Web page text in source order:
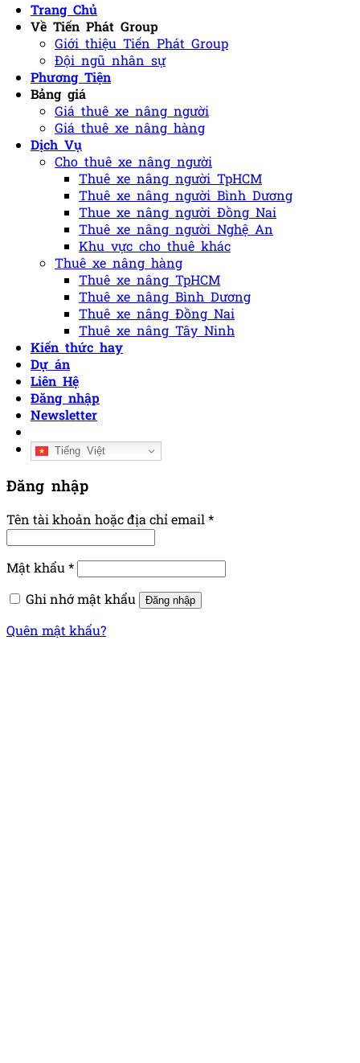
Trang Chủ
Về Tiến Phát Group
Giới thiệu Tiến Phát Group
Đội ngũ nhân sự
Phương Tiện
Bảng giá
Giá thuê xe nâng người
Giá thuê xe nâng hàng
Dịch Vụ
Cho thuê xe nâng người
Thuê xe nâng người TpHCM
Thuê xe nâng người Bình Dương
Thue xe nâng người Đồng Nai
Thuê xe nâng người Nghệ An
Khu vực cho thuê khác
Thuê xe nâng hàng
Thuê xe nâng TpHCM
Thuê xe nâng Bình Dương
Thuê xe nâng Đồng Nai
Thuê xe nâng Tây Ninh
Kiến thức hay
Dự án
Liên Hệ
Đăng nhập
Newsletter
Tiếng Việt
Đăng nhập
Tên tài khoản hoặc địa chỉ email*
Mật khẩu*
Ghi nhớ mật khẩu
Đăng nhập
Quên mật khẩu?